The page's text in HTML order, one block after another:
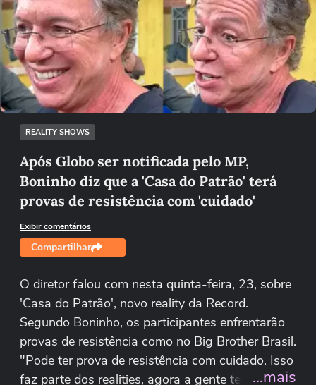
Ops!
Não foi possível reproduzir o vídeo
Tentar novamente
REALITY SHOWS
Após Globo ser notificada pelo MP,
Boninho diz que a 'Casa do Patrão' terá
provas de resistência com 'cuidado'
Exibir comentários
Compartilhar
O diretor falou com nesta quinta-feira, 23, sobre
'Casa do Patrão', novo reality da Record.
Segundo Boninho, os participantes enfrentarão
provas de resistência como no Big Brother Brasil.
"Pode ter prova de resistência com cuidado. Isso
faz parte dos realities, agora a gente tem que...mais